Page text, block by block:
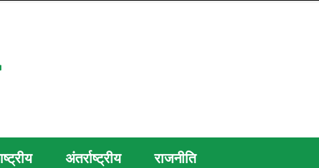
अंतर्राष्ट्रीय राजनीति